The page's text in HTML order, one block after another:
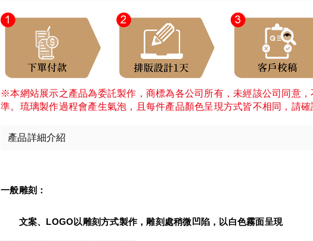
※本網站展示之產品為委託製作，商標為各公司所有，未經該公司同意
準。琉璃製作過程會產生氣泡，且每件產品顏色呈現方式皆不相同，請
產品詳細介紹
一般雕刻：
文案、LOGO以雕刻方式製作，雕刻處稍微凹陷，以白色霧面呈現